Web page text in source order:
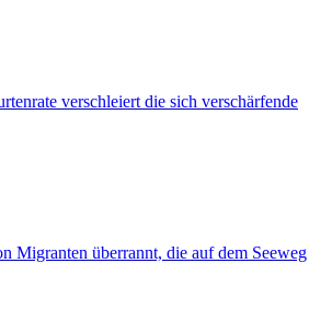
verschleiert die sich verschärfende
Migranten überrannt, die auf dem Seeweg